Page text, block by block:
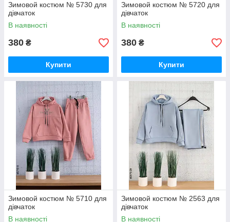
Зимовой костюм № 5730 для
дівчаток
В наявності
380 ₴
Купити
Зимовой костюм № 5720 для
дівчаток
В наявності
380 ₴
Купити
Зимовой костюм № 5710 для
дівчаток
В наявності
Зимовой костюм № 2563 для
дівчаток
В наявності